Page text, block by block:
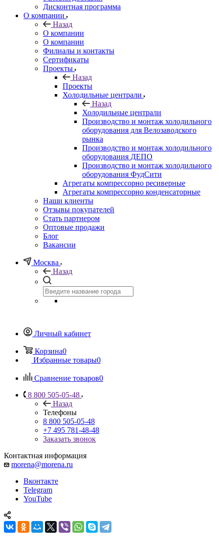
Дисконтная программа
О компании
Назад
О компании
О компании
Филиалы и контакты
Сертификаты
Проекты
Назад
Проекты
Холодильные централи
Назад
Холодильные централи
Производство и монтаж холодильного
оборудования для Велозаводского
рынка
Производство и монтаж холодильного
оборудования ДЕПО
Производство и монтаж холодильного
оборудования ФудСити
Агрегаты компрессорно ресиверные
Агрегаты компрессорно конденсаторные
Наши клиенты
Отзывы покупателей
Стать партнером
Оптовые продажи
Блог
Вакансии
Москва
Назад
Личный кабинет
Корзина0
Избранные товары0
Сравнение товаров0
8 800 505-05-48
Назад
Телефоны
8 800 505-05-48
+7 495 781-48-48
Заказать звонок
Контактная информация
morena@morena.ru
Вконтакте
Telegram
YouTube